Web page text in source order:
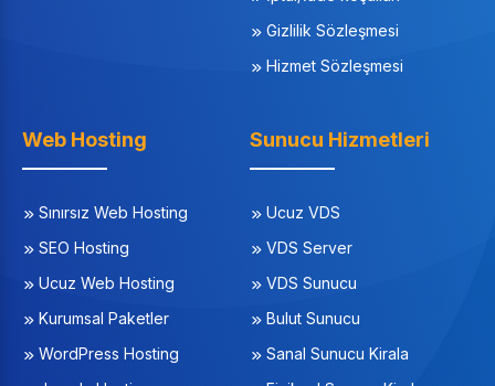
Gizlilik Sözleşmesi
Hizmet Sözleşmesi
Web Hosting
Sınırsız Web Hosting
SEO Hosting
Ucuz Web Hosting
Kurumsal Paketler
WordPress Hosting
Sunucu Hizmetleri
Ucuz VDS
VDS Server
VDS Sunucu
Bulut Sunucu
Sanal Sunucu Kirala